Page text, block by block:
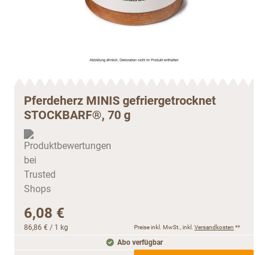
Pferdeherz MINIS gefriergetrocknet
STOCKBARF®, 70 g
6,08 €
86,86 € / 1 kg Preise inkl. MwSt., inkl. Versandkosten **
Abo verfügbar